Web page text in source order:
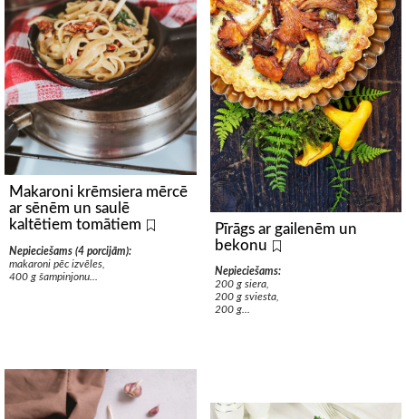
Makaroni krēmsiera mērcē
ar sēnēm un saulē
kaltētiem tomātiem
Nepieciešams (4 porcijām):
makaroni pēc izvēles,
400 g šampinjonu...
Pīrāgs ar gailenēm un
bekonu
Nepieciešams:
200 g siera,
200 g sviesta,
200 g...